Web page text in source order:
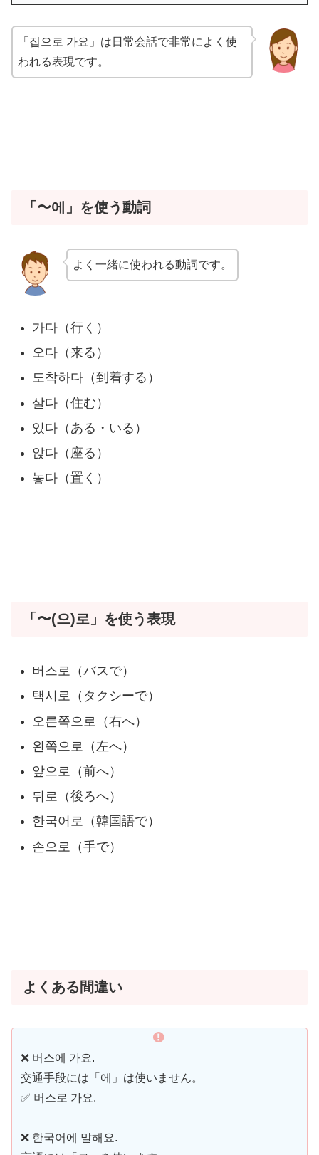
「집으로 가요」は日常会話で非常によく使
われる表現です。
「〜에」を使う動詞
よく一緒に使われる動詞です。
가다（行く）
오다（来る）
도착하다（到着する）
살다（住む）
있다（ある・いる）
앉다（座る）
놓다（置く）
「〜(으)로」を使う表現
버스로（バスで）
택시로（タクシーで）
오른쪽으로（右へ）
왼쪽으로（左へ）
앞으로（前へ）
뒤로（後ろへ）
한국어로（韓国語で）
손으로（手で）
よくある間違い
❌ 버스에 가요.
交通手段には「에」は使いません。
✅ 버스로 가요.
❌ 한국어에 말해요.